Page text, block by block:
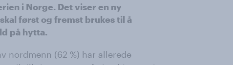
i Norge. Det viser en ny
først og fremst brukes til å
på hytta.
nordmenn (62 %) har allerede